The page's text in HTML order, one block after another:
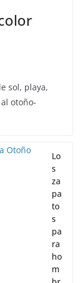
sol, playa,
otoño-
Lo
s
za
pa
to
s
pa
ra
ho
m